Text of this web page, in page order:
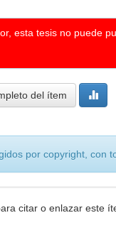
esta tesis no puede
del ítem
por copyright, con
citar o enlazar este